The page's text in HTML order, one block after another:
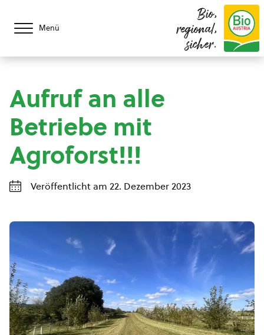
Menü
Bio,
regional,
sicher.
Aufruf an alle
Betriebe mit
Agroforst!!!
Veröffentlicht am 22. Dezember 2023